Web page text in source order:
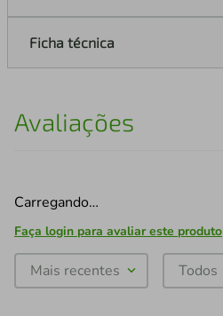
Ficha técnica
Avaliações
Carregando…
Faça login para avaliar este produto
Mais recentes Todos